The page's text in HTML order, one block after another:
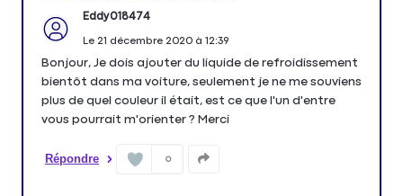
Eddy018474
Le 21 décembre 2020à 12:39
Bonjour, Je dois ajouter du liquide de refroidissement
bientôt dans ma voiture, seulement je ne me souviens
plus de quel couleur il était, est ce que l'un d'entre
vous pourrait m'orienter ? Merci
Répondre 0